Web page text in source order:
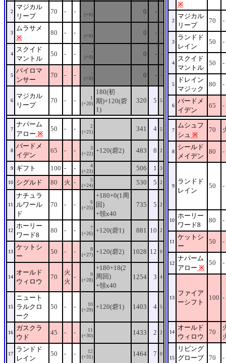
2
マジカル
リープ
70 - -
-
(+0)
0 - -
3
ムラサメ
※
80 - -
-
(+0)
0 - -
4
スクイド
マントル
50 - -
-
(+0)
0 - -
5
パイロマ
ンサー
70 - -
-
(+0)
0 - -
6
マジカル
リープ
70 - -
1
(+20)
180(初
期)+120(砦
1)
320 5 5
7
ナパーム
アロー ※
50 - -
2
(+21)
341 4 5
8
バードメ
イデン
65 - -
3
(+22) +120(砦2) 483 8 2
9 ギフト 100 - -
4
(+23)
506 1 3
10 シグルド 80 火 -
5
(+24)
530 5 2
11
ナチュラ
ルワール
ド
70 - -
6
(+25)
+180+0(1周
回)
+領x40
735 5 2
12
ホーリー
ワード8
80 - -
7
(+26) +120(砦1) 881 10 2
13
ケットシ
ー
50 - -
8
(+27) +120(砦2) 1028 12 0
14
オールド
ウィロウ
70
火
火
-
9
(+28)
+180+18(2
周回)
+領x40
1254 3 4
15
ニュート
ラルクロ
ーク
50 - -
10
(+29) +120(砦1) 1403 4 5
16
ガスクラ
ウド
45 - -
11
(+30)
1433 2 2
17
ランドド
レイン
50 - -
12
(+31)
1464 7 0
※
2
マジカル
リープ
70 -
3
ランドド
レイン
50 -
4
スクイド
マントル
50 -
5
ドレイン
マジック
80 -
6
バードメ
イデン
65 -
7
ムシュフ
シュ ※
70
8
シールド
メイデン
80 -
9
ランドド
レイン
50 -
10
ホーリー
ワード8
80 -
11
ケットシ
ー
50 -
12
ナパーム
アロー ※
50 -
13
ファイア
ーシフト
100 -
14
オールド
ウィロウ
70
15
リビング
グローブ
70 -